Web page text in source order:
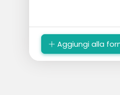
2 gruppi
di compito.
Aggiungi alla